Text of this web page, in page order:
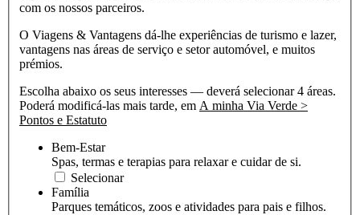
com os nossos parceiros.
O Viagens & Vantagens dá-lhe experiências de turismo e lazer,
vantagens nas áreas de serviço e setor automóvel, e muitos
prémios.
Escolha abaixo os seus interesses — deverá selecionar 4 áreas.
Poderá modificá-las mais tarde, em A minha Via Verde >
Pontos e Estatuto
Bem-Estar
Spas, termas e terapias para relaxar e cuidar de si.
Selecionar
Família
Parques temáticos, zoos e atividades para pais e filhos.